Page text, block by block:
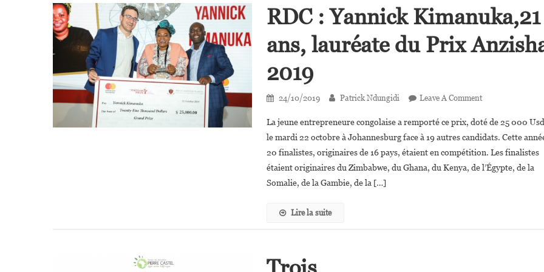
Jack
RDC : Yannick Kimanuka,21
ans, lauréate du Prix
2019
24/10/2019 Patrick Ndungidi Leave A CommentOn
Yannick
Kimanuka,21
Ans,
Lauréate
La jeune entrepreneure congolaise a remporté ce prix, doté de 25 000
le mardi 22 octobre à Johannesburg face à 19 autres candidats. Cette
20 finalistes, originaires de 16 pays, étaient en compétition. Les finalistes
étaient originaires du Zimbabwe, du Ghana, du Kenya, de l’Égypte, de la
Somalie, de la Gambie, de la […]
Lire la suite